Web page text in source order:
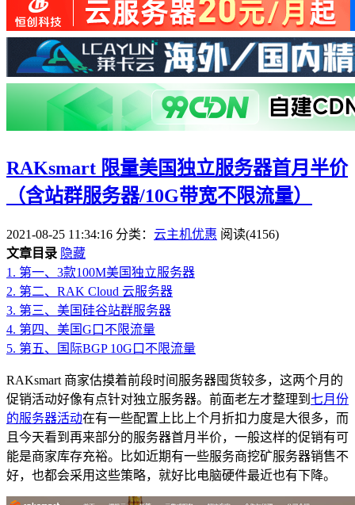
RAKsmart 限量美国独立服务器首月半价
（含站群服务器/10G带宽不限流量）
2021-08-25 11:34:16 分类： 云主机优惠 阅读(4156)
文章目录 隐藏
1. 第一、3款100M美国独立服务器
2. 第二、RAK Cloud 云服务器
3. 第三、美国硅谷站群服务器
4. 第四、美国G口不限流量
5. 第五、国际BGP 10G口不限流量
RAKsmart 商家估摸着前段时间服务器囤货较多，这两个月的
促销活动好像有点针对独立服务器。前面老左才整理到 七月份
的服务器活动在有一些配置上比上个月折扣力度是大很多，而
且今天看到再来部分的服务器首月半价，一般这样的促销有可
能是商家库存充裕。比如近期有一些服务商挖矿服务器销售不
好，也都会采用这些策略，就好比电脑硬件最近也有下降。